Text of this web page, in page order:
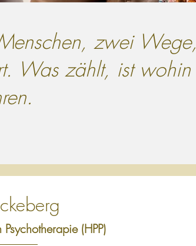
zwei Wege,
Was zählt, ist wohin
(HPP)